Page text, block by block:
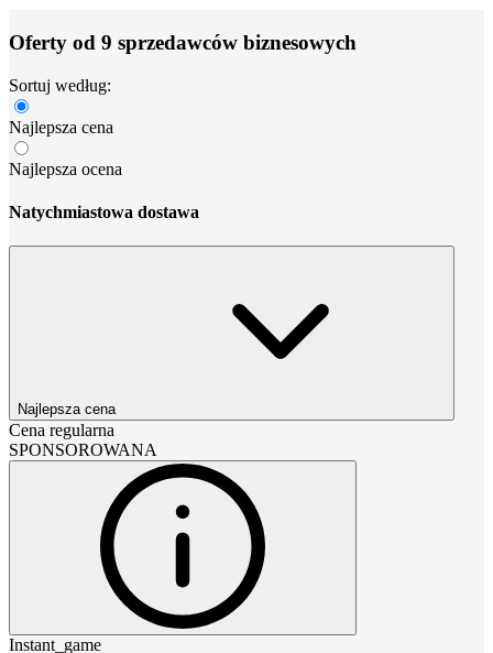
Oferty od 9 sprzedawców biznesowych
Sortuj według:
Najlepsza cena
Najlepsza ocena
Natychmiastowa dostawa
Najlepsza cena
Cena regularna
SPONSOROWANA
Instant_game